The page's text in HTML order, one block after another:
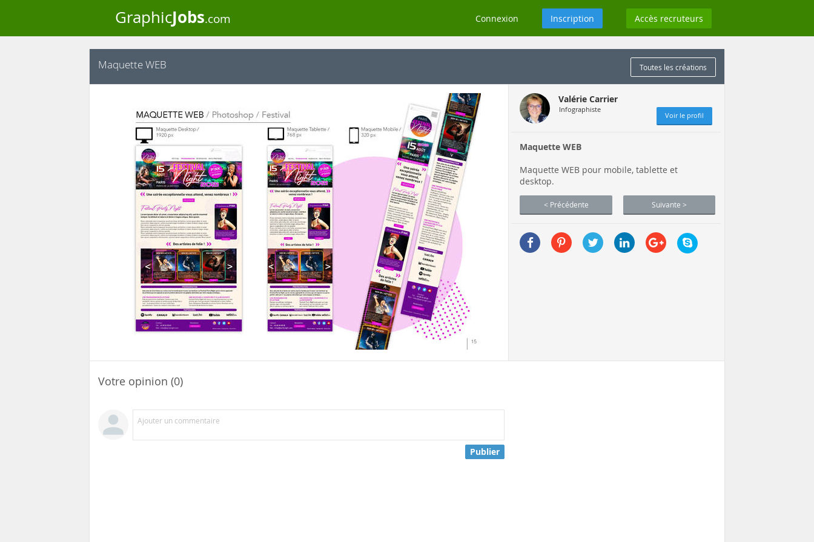
GraphicJobs.com Connexion Inscription Accès recruteurs
Maquette WEB Toutes les créations
Valérie Carrier
Infographiste
Voir le profil
Maquette WEB
Maquette WEB pour mobile, tablette et
desktop.
< Précédente Suivante >
Votre opinion (0)
Ajouter un commentaire
Publier